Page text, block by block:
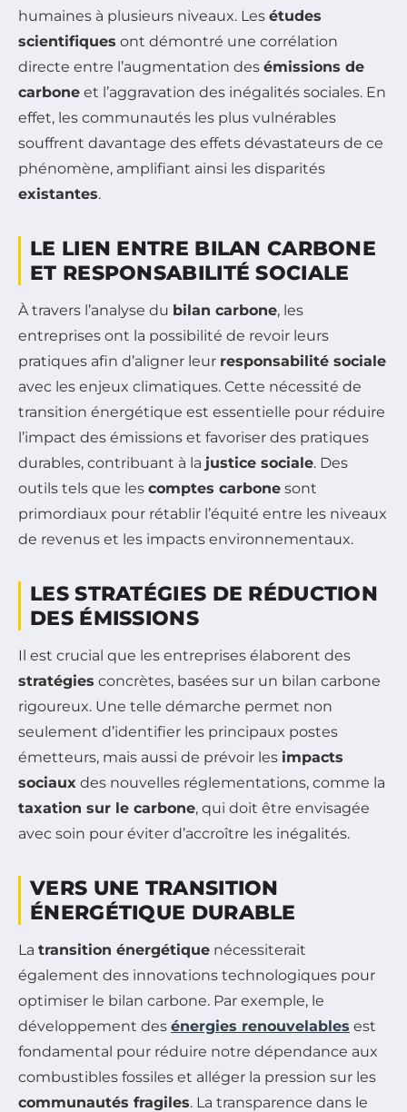
humaines à plusieurs niveaux. Les études
scientifiques ont démontré une corrélation
directe entre l’augmentation des émissions de
carbone et l’aggravation des inégalités sociales. En
effet, les communautés les plus vulnérables
souffrent davantage des effets dévastateurs de ce
phénomène, amplifiant ainsi les disparités
existantes.
LE LIEN ENTRE BILAN CARBONE
ET RESPONSABILITÉ SOCIALE
À travers l’analyse du bilan carbone, les
entreprises ont la possibilité de revoir leurs
pratiques afin d’aligner leur responsabilité sociale
avec les enjeux climatiques. Cette nécessité de
transition énergétique est essentielle pour réduire
l’impact des émissions et favoriser des pratiques
durables, contribuant à la justice sociale. Des
outils tels que les comptes carbone sont
primordiaux pour rétablir l’équité entre les niveaux
de revenus et les impacts environnementaux.
LES STRATÉGIES DE RÉDUCTION
DES ÉMISSIONS
Il est crucial que les entreprises élaborent des
stratégies concrètes, basées sur un bilan carbone
rigoureux. Une telle démarche permet non
seulement d’identifier les principaux postes
émetteurs, mais aussi de prévoir les impacts
sociaux des nouvelles réglementations, comme la
taxation sur le carbone, qui doit être envisagée
avec soin pour éviter d’accroître les inégalités.
VERS UNE TRANSITION
ÉNERGÉTIQUE DURABLE
La transition énergétique nécessiterait
également des innovations technologiques pour
optimiser le bilan carbone. Par exemple, le
développement des énergies renouvelables est
fondamental pour réduire notre dépendance aux
combustibles fossiles et alléger la pression sur les
communautés fragiles. La transparence dans le